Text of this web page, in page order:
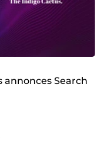
annonces Search